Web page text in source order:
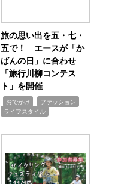
旅の思い出を五・七・
五で！ エースが「か
ばんの日」に合わせ
「旅行川柳コンテス
ト」を開催
おでかけ ファッション
ライフスタイル